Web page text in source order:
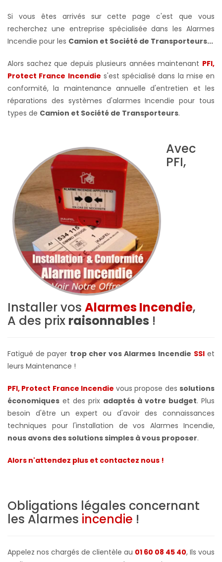
Si vous êtes arrivés sur cette page c'est que vous
recherchez une entreprise spécialisée dans les Alarmes
Incendie pour les Camion et Société de Transporteurs...
Alors sachez que depuis plusieurs années maintenant PFI,
Protect France Incendie s'est spécialisé dans la mise en
conformité, la maintenance annuelle d'entretien et les
réparations des systèmes d'alarmes Incendie pour tous
types de Camion et Société de Transporteurs.
Avec
PFI,
Installer vos Alarmes Incendie,
A des prix raisonnables !
Fatigué de payer trop cher vos Alarmes Incendie SSIet
leurs Maintenance !
PFI, Protect France Incendie vous propose dessolutions
économiques et des prix adaptés à votre budget. Plus
besoin d'être un expert ou d'avoir des connaissances
techniques pour l'installation de vos Alarmes Incendie,
nous avons des solutions simples à vous proposer.
Alors n'attendez plus et contactez nous !
Obligations légales concernant
les Alarmes incendie !
Appelez nos chargés de clientèle au 01 60 08 45 40, Ils vous